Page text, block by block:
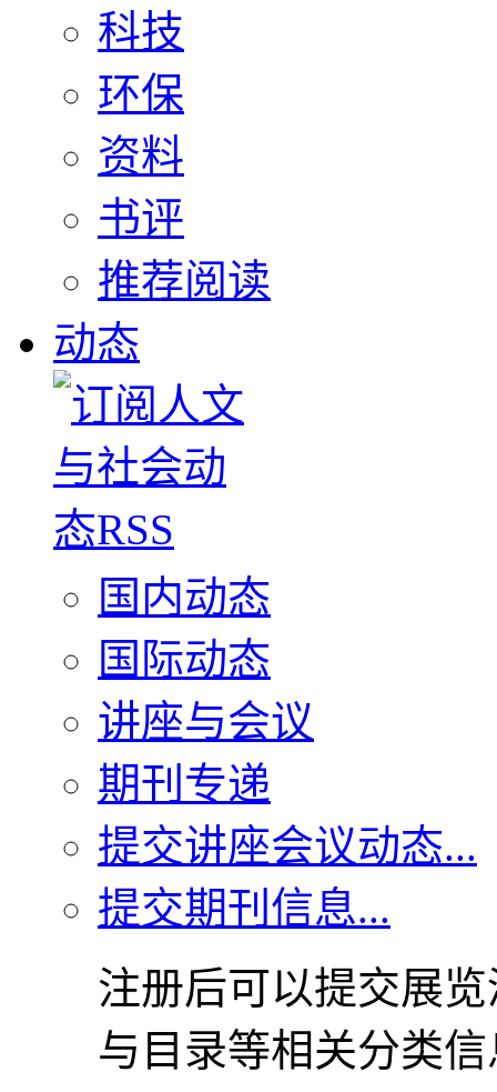
科技
环保
资料
书评
推荐阅读
动态
国内动态
国际动态
讲座与会议
期刊专递
提交讲座会议动态...
提交期刊信息...
注册后可以提交展
与目录等相关分类